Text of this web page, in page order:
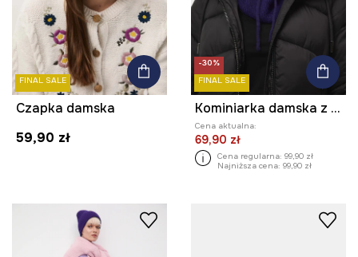
FINAL SALE
Czapka damska
59,90 zł
-30%
FINAL SALE
Kominiarka damska z dodatkiem wełny
Cena aktualna:
69,90 zł
Cena regularna: 99,90 zł
Najniższa cena: 99,90 zł